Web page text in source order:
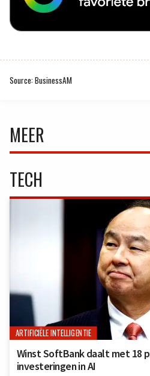
Source: BusinessAM
MEER
TECH
ARTIFICIËLE INTELLIGENTIE
Winst SoftBank daalt met 18
investeringen in AI